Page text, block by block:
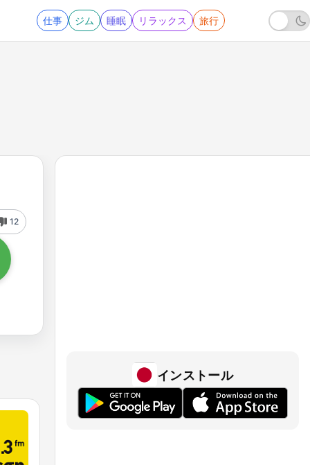
仕事 ジム 睡眠 リラックス 旅行
12
インストール